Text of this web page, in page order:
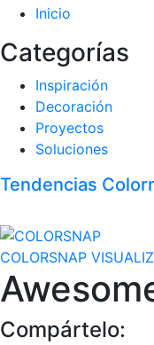
Inicio
Categorías
Inspiración
Decoración
Proyectos
Soluciones
Tendencias
COLORSNAP
Compártelo: